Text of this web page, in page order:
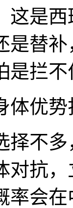
这是
是替
是拦
体优
择不
对抗
率会